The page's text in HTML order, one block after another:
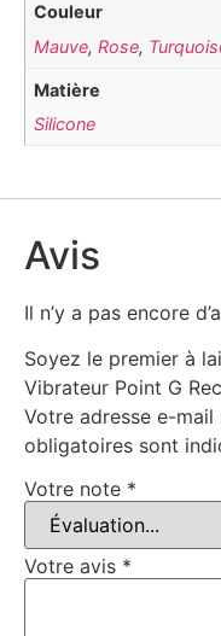
Couleur
Mauve,Rose,
Matière
Silicone
Avis
Il n’y a pas encore
Soyez le premier à
Vibrateur Point G
Votre adresse e-mail
obligatoires sont
Votre note *
Votre avis *